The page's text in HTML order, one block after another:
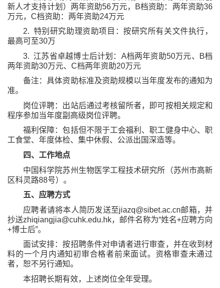
新人才支持计划）两年资助56万元， B档资助：两年资助36
万元， C档资助：两年资助24万元
2. 特别研究助理资助项目：按研究所有关文件执行，
最高可至30万
3. 江苏省卓越博士后计划： A档两年资助50万元、 B档
两年资助30万元、 C档两年资助20万元
备注：具体资助标准及资助规模以当年度发布的通知为
准。
岗位评聘：出站后通过考核留所者，即可按相关规定和
程序参加当年度副高级岗位评聘。
福利保障：包括但不限于工会福利、职工健身中心、职
工食堂、年度体检、集中休假、公派出国深造等。
四、工作地点
中国科学院苏州生物医学工程技术研究所（苏州市高新
区科灵路88号）。
五、应聘方式
应聘者请将本人简历发送至jiazq@sibet.ac.cn邮箱，并
抄送zhiqiangjia@cuhk.edu.hk，邮件名称为“姓名+应聘方向
+博士后”。
面试安排：按招聘条件对申请者进行审查，并在收到材
料的一个月内通知初审合格者前来面试。资格审查未通过
者，恕不另行通知。
本招聘长期有效，上述岗位全年受理。